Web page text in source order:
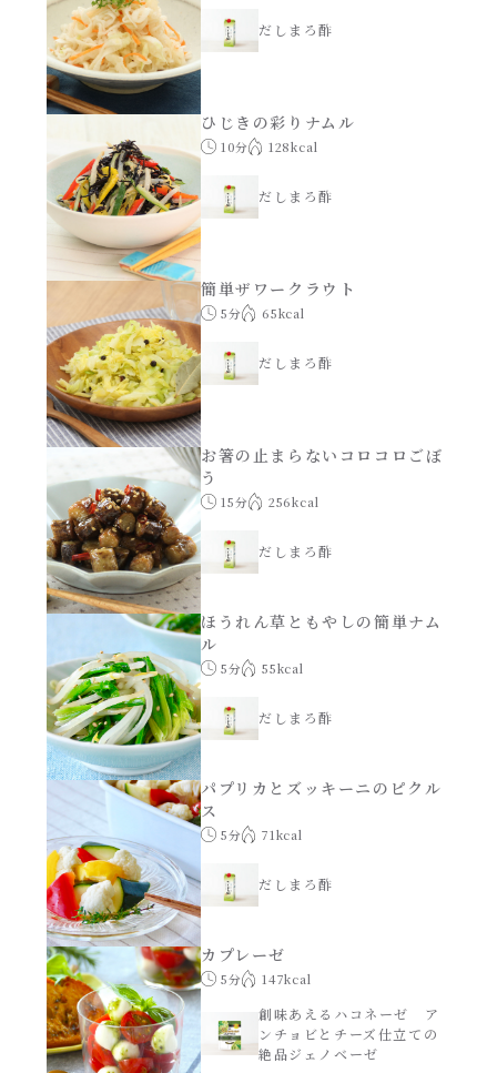
ホットプレート
レンジ調理
お子さま
節分
ひなまつり
こどもの日
ハロウィン
運動会
クリスマス
年末年始
その他
ハコネーゼ ポルチーニ
ハコネーゼ カルボナーラ
ハコネーゼ イカスミ
ハコネーゼ ボンゴレ
ハコネーゼ アラビアータ
ハコネーゼ クリーミーボロネーゼ
だしまろ酢
ひじきの彩りナムル
10分 128kcal
だしまろ酢
簡単ザワークラウト
5分 65kcal
だしまろ酢
お箸の止まらないコロコロごぼ
う
15分 256kcal
だしまろ酢
ほうれん草ともやしの簡単ナム
ル
5分 55kcal
だしまろ酢
パプリカとズッキーニのピクル
ス
5分 71kcal
だしまろ酢
カプレーゼ
5分 147kcal
創味あえるハコネーゼ ア
ンチョビとチーズ仕立ての
絶品ジェノベーゼ